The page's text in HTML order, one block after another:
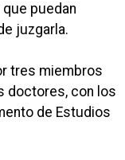
puedan
juzgarla.
tres miembros
doctores, con los
de Estudios